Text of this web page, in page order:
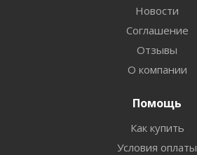
Новости
Соглашение
Отзывы
О компании
Помощь
Как купить
Условия оплаты